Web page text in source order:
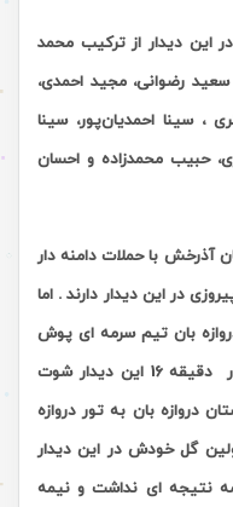
این دیدار از ترکیب محمد
رضوانی، مجید احمدی،
، سینا احمدیان‌پور، سینا
حبیب محمدزاده و احسان
آذرخش با حملات دامنه دار
در این دیدار دارند . اما
بان تیم سرمه ای پوش
دقیقه 16 این دیدار شوت
دروازه بان به تور دروازه
گل خودش در این دیدار
نتیجه ای نداشت و نیمه